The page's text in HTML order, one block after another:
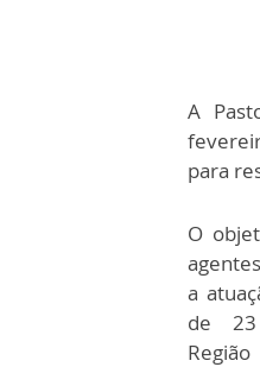
A
para
O
a
de 23